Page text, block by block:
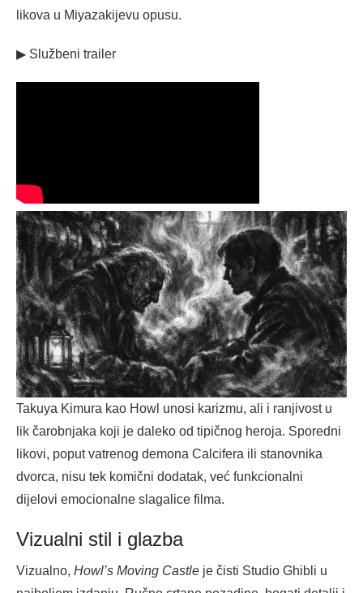
likova u Miyazakijevu opusu.
▶ Službeni trailer
Takuya Kimura kao Howl unosi karizmu, ali i ranjivost u
lik čarobnjaka koji je daleko od tipičnog heroja. Sporedni
likovi, poput vatrenog demona Calcifera ili stanovnika
dvorca, nisu tek komični dodatak, već funkcionalni
dijelovi emocionalne slagalice filma.
Vizualni stil i glazba
Vizualno, Howl’s Moving Castle je čisti Studio Ghibli u